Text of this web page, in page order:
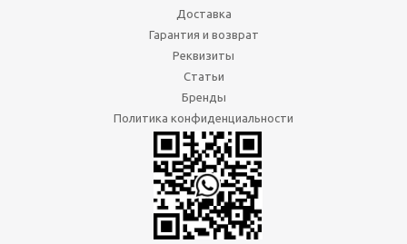
Доставка
Гарантия и возврат
Реквизиты
Статьи
Бренды
Политика конфиденциальности